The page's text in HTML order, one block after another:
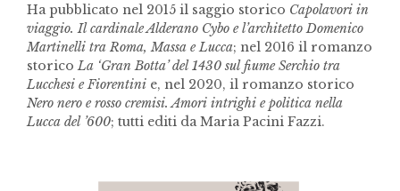
Ha pubblicato nel 2015 il saggio storico Capolavori in
viaggio. Il cardinale Alderano Cybo e l’architetto Domenico
Martinelli tra Roma, Massa e Lucca; nel 2016 il romanzo
storico La ‘Gran Botta’ del 1430 sul fiume Serchio tra
Lucchesi e Fiorentini e, nel 2020, il romanzo storico
Nero nero e rosso cremisi. Amori intrighi e politica nella
Lucca del ’600; tutti editi da Maria Pacini Fazzi.